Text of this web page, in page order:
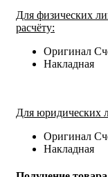
Для физических
расчёту:
Оригинал
Накладная
Для юридических
Оригинал
Накладная